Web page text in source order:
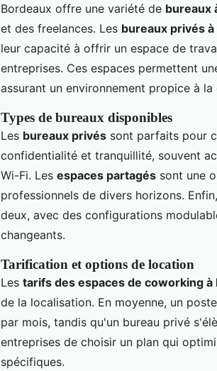
Bordeaux offre une variété de bureaux
et des freelances. Les bureaux privés
leur capacité à offrir un espace de
entreprises. Ces espaces permettent
assurant un environnement propice à
Types de bureaux disponibles
Les bureaux privés sont parfaits pour
confidentialité et tranquillité, souvent
Wi-Fi. Les espaces partagés sont une
professionnels de divers horizons.
deux, avec des configurations
changeants.
Tarification et options de location
Les tarifs des espaces de coworking à
de la localisation. En moyenne, un
par mois, tandis qu'un bureau privé
entreprises de choisir un plan qui
spécifiques.